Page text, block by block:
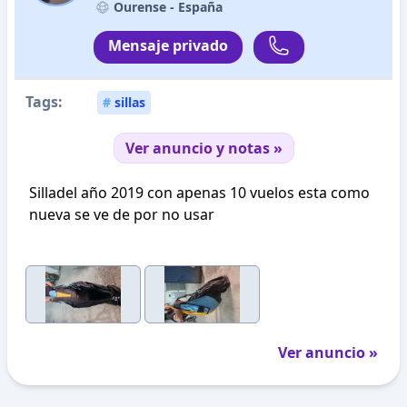
Ourense - España
Mensaje privado
Tags: # sillas
Ver anuncio y notas »
Silladel año 2019 con apenas 10 vuelos esta como
nueva se ve de por no usar
Ver anuncio »